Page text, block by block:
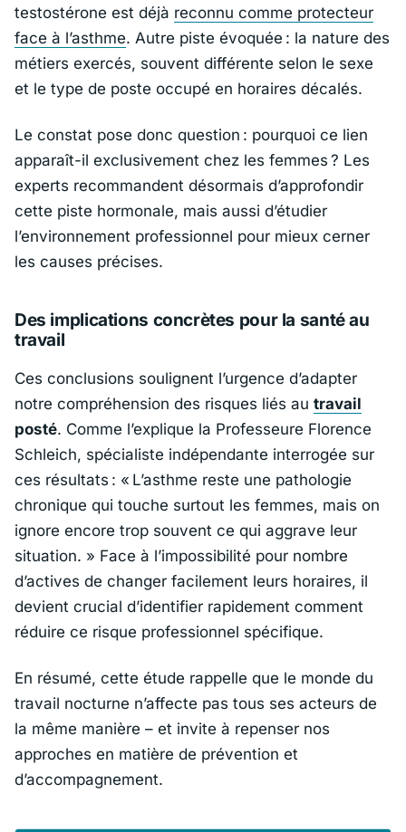
testostérone est déjà reconnu comme protecteur
face à l’asthme. Autre piste évoquée : la nature des
métiers exercés, souvent différente selon le sexe
et le type de poste occupé en horaires décalés.
Le constat pose donc question : pourquoi ce lien
apparaît-il exclusivement chez les femmes ? Les
experts recommandent désormais d’approfondir
cette piste hormonale, mais aussi d’étudier
l’environnement professionnel pour mieux cerner
les causes précises.
Des implications concrètes pour la santé au
travail
Ces conclusions soulignent l’urgence d’adapter
notre compréhension des risques liés au travail
posté. Comme l’explique la Professeure Florence
Schleich, spécialiste indépendante interrogée sur
ces résultats : « L’asthme reste une pathologie
chronique qui touche surtout les femmes, mais on
ignore encore trop souvent ce qui aggrave leur
situation. » Face à l’impossibilité pour nombre
d’actives de changer facilement leurs horaires, il
devient crucial d’identifier rapidement comment
réduire ce risque professionnel spécifique.
En résumé, cette étude rappelle que le monde du
travail nocturne n’affecte pas tous ses acteurs de
la même manière – et invite à repenser nos
approches en matière de prévention et
d’accompagnement.